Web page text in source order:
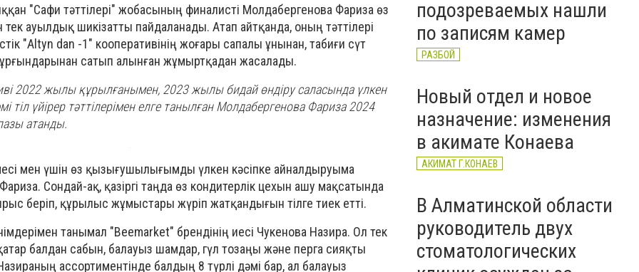
"Сафи тәттілері" жобасының финалисті Молдабергенова Фариза өз
тек ауылдық шикізатты пайдаланады. Атап айтқанда, оның тәттілері
"Altyn dan -1" кооперативінің жоғары сапалы ұнынан, табиғи сүт
сатып алынған жұмыртқадан жасалады.
2022 жылы құрылғанымен, 2023 жылы бидай өндіру саласында үлкен
тіл үйірер тәттілерімен елге танылған Молдабергенова Фариза 2024
атанды.
мен үшін өз қызығушылығымды үлкен кәсіпке айналдыруыма
Сондай-ақ, қазіргі таңда өз кондитерлік цехын ашу мақсатында
беріп, құрылыс жұмыстары жүріп жатқандығын тілге тиек етті.
танымал "Beemarket" брендінің иесі Чукенова Назира. Ол тек
балдан сабын, балауыз шамдар, гүл тозаңы және перга сияқты
ассортиментінде балдың 8 түрлі дәмі бар, ал балауыз
проект по производству
"зеленого" авиатоплива
НОВОСТИ КОМПАНИЙ
подозреваемых нашли
по записям камер
РАЗБОЙ
Новый отдел и новое
назначение: изменения
в акимате Конаева
АКИМАТ Г.КОНАЕВ
В Алматинской области
руководитель двух
стоматологических